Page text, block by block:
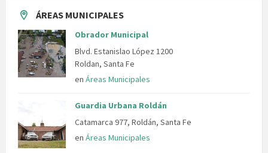
ÁREAS MUNICIPALES
Obrador Municipal
Blvd. Estanislao López 1200
Roldan, Santa Fe
en Áreas Municipales
Guardia Urbana Roldán
Catamarca 977, Roldán, Santa Fe
en Áreas Municipales